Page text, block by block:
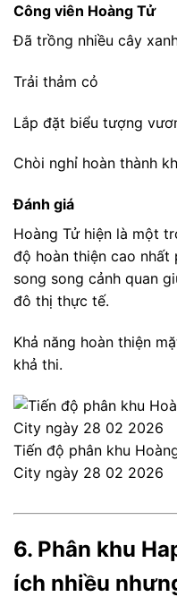
Công viên Hoàng Tử
Đã trồng nhiều cây
Trải thảm cỏ
Lắp đặt biểu tượng
Chòi nghỉ hoàn thành
Đánh giá
Hoàng Tử hiện là một
độ hoàn thiện cao nhất
song song cảnh quan
đô thị thực tế.
Khả năng hoàn thiện
khả thi.
Tiến độ phân khu
City ngày 28 02 2026
6. Phân khu
ích nhiều